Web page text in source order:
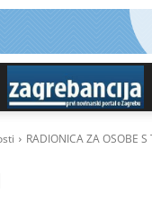
RADIONICA ZA OSOBE S